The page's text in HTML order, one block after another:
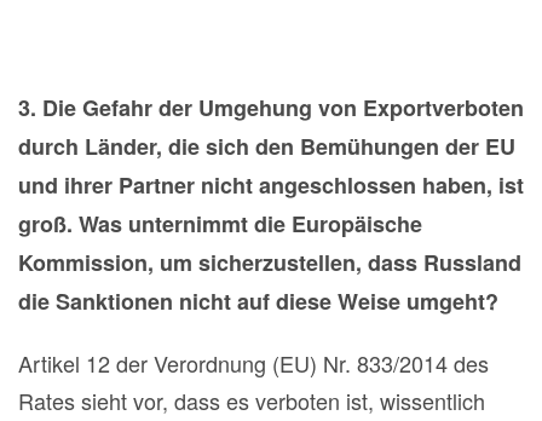
3. Die Gefahr der Umgehung von Exportverboten
durch Länder, die sich den Bemühungen der EU
und ihrer Partner nicht angeschlossen haben, ist
groß. Was unternimmt die Europäische
Kommission, um sicherzustellen, dass Russland
die Sanktionen nicht auf diese Weise umgeht?
Artikel 12 der Verordnung (EU) Nr. 833/2014 des
Rates sieht vor, dass es verboten ist, wissentlich